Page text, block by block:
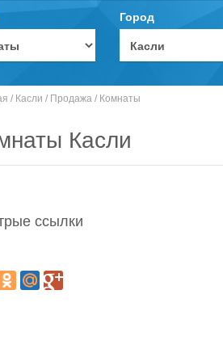
Город
/ Касли / Продажа / Комнаты
Касли
ссылки